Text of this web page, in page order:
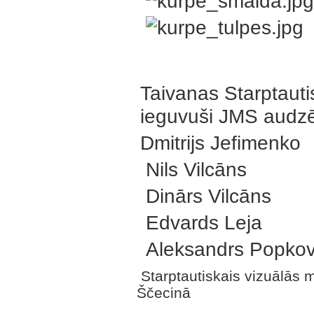
Taivanas
ieguvuši JMS
Dmitrijs Jefimenko
Nils Vilcāns
Dinārs Vilcāns
Edvards Leja
Aleksandrs
Starptautiskais vizuālās
Ščecinā